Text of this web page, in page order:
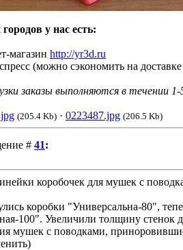
у нас есть:
магазин http://yr3d.ru
(можно сэкономить на
заказы выполняются в течении 1-
(205.4 Kb) · 0223487.jpg (206.5 Kb)
# 41:
коробочек для мушек с
коробки "Универсальна-80",
100". Увеличили толщину стенок
мушек с поводками,